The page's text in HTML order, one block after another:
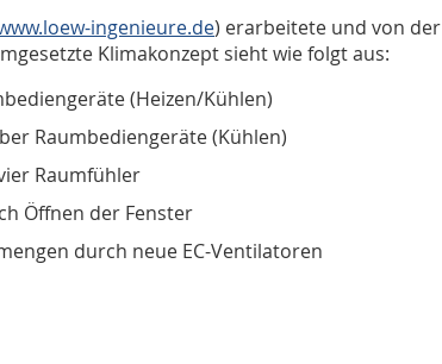
ingenieure.de) erarbeitete und von der
Klimakonzept sieht wie folgt aus:
(Heizen/Kühlen)
Raumbediengeräte (Kühlen)
Raumfühler
Öffnen der Fenster
durch neue EC-Ventilatoren